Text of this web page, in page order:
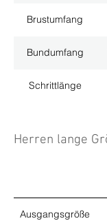
Brustumfang
Bundumfang
Schrittlänge
Herren lange
Ausgangsgröße